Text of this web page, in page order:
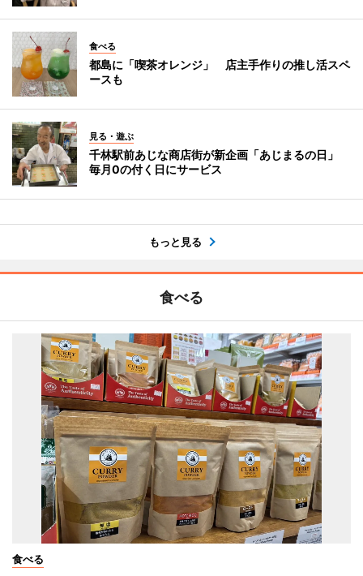
食べる
都島に「喫茶オレンジ」 店主手作りの推し活スペ
ースも
見る・遊ぶ
千林駅前あじな商店街が新企画「あじまるの日」
毎月0の付く日にサービス
もっと見る
食べる
食べる